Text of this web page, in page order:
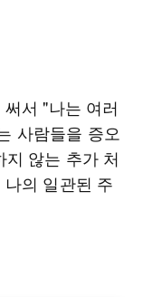
서 "나는 여러
사람들을 증오
않는 추가 처
의 일관된 주